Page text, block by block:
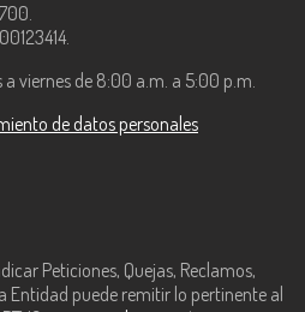
a viernes de 8:00 a.m. a 5:00 p.m.
de datos personales
Peticiones, Quejas, Reclamos,
Entidad puede remitir lo pertinente al